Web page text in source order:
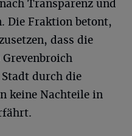
Transparenz und
Die Fraktion betont,
dass die
durch die
keine Nachteile in